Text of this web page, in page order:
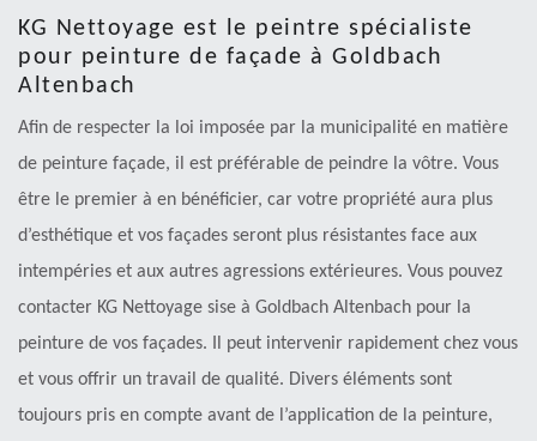
KG Nettoyage est le peintre spécialiste
pour peinture de façade à Goldbach
Altenbach
Afin de respecter la loi imposée par la municipalité en matière
de peinture façade, il est préférable de peindre la vôtre. Vous
être le premier à en bénéficier, car votre propriété aura plus
d’esthétique et vos façades seront plus résistantes face aux
intempéries et aux autres agressions extérieures. Vous pouvez
contacter KG Nettoyage sise à Goldbach Altenbach pour la
peinture de vos façades. Il peut intervenir rapidement chez vous
et vous offrir un travail de qualité. Divers éléments sont
toujours pris en compte avant de l’application de la peinture,